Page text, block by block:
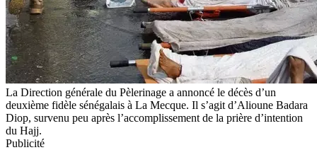
La Direction générale du Pèlerinage a annoncé le décès d’un
deuxième fidèle sénégalais à La Mecque. Il s’agit d’Alioune Badara
Diop, survenu peu après l’accomplissement de la prière d’intention
du Hajj.
Publicité